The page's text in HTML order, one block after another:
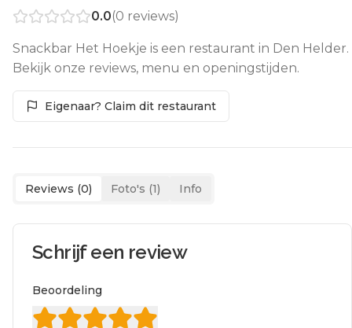
0.0(0 reviews)
Snackbar Het Hoekje is een restaurant in Den Helder.
Bekijk onze reviews, menu en openingstijden.
Eigenaar? Claim dit restaurant
Reviews (0) Foto's (1) Info
Schrijf een review
Beoordeling